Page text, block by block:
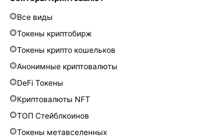
Все виды
Токены криптобирж
Токены крипто кошельков
Анонимные криптовалюты
DeFi Токены
Криптовалюты NFT
ТОП Стейблкоинов
Токены метавселенных